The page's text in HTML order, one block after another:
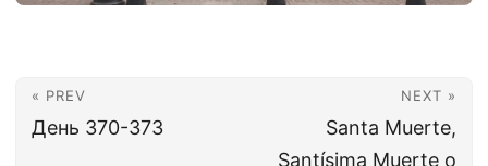
« PREV
День 370-373
NEXT »
Santa Muerte,
Santísima Muerte o